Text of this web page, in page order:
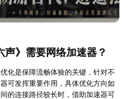
声》需要网络加速器？
化是保障流畅体验的关键，针对不
可发挥重要作用，具体优化方向如
的连接路径较长时，借助加速器可